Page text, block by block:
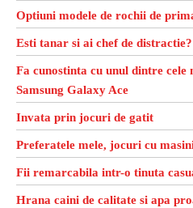
Optiuni modele de rochii de
Esti tanar si ai chef de
Fa cunostinta cu unul dintre cele
Samsung Galaxy Ace
Invata prin jocuri de gatit
Preferatele mele, jocuri cu
Fii remarcabila intr-o tinuta
Hrana caini de calitate si apa